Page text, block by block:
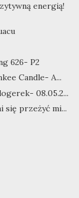
energią!
626- P2
Candle- A...
08.05.2...
się przeżyć mi...